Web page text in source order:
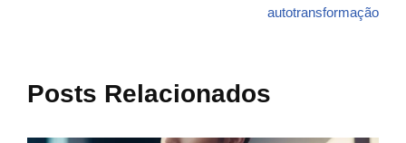
autotransformação
Posts Relacionados